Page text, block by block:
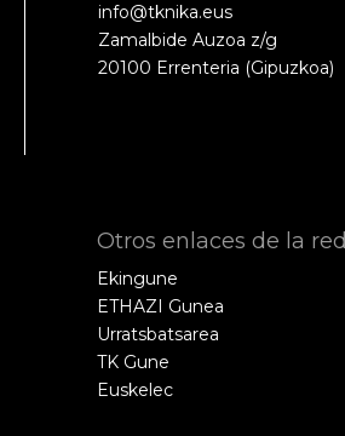
info@tknika.eus
Zamalbide Auzoa z/g
20100 Errenteria (Gipuzkoa)
Otros enlaces de la red
Ekingune
ETHAZI Gunea
Urratsbatsarea
TK Gune
Euskelec